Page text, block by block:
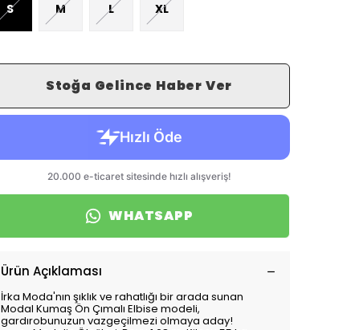
S M L XL
Stoğa Gelince Haber Ver
WHATSAPP
Ürün Açıklaması
İrka Moda'nın şıklık ve rahatlığı bir arada sunan
Modal Kumaş Ön Çımalı Elbise modeli,
gardırobunuzun vazgeçilmezi olmaya aday!